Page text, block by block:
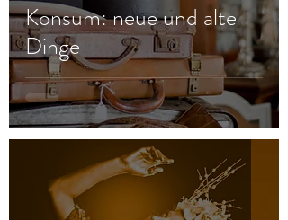
Konsum: neue und alte
Dinge